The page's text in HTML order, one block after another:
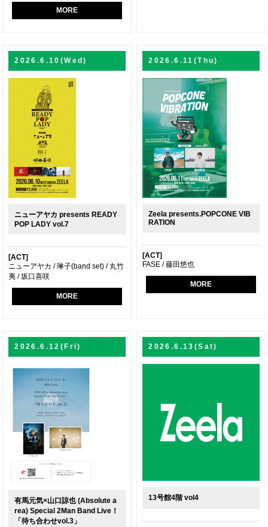
MORE
2026.6.10(Wed)
ニューアヤカ presents READY
POP LADY vol.7
[ACT]
ニューアヤカ / 琳子(band set) / 丸竹
夷 / 坂口喜咲
MORE
2026.6.11(Thu)
Zeela presents.POPCONE VIB
RATION
[ACT]
FASE / 藤田悠也
MORE
2026.6.12(Fri)
有馬元気×山口諒也 (Absolute a
rea) Special 2Man Band Live！
「待ち合わせvol.3」
2026.6.13(Sat)
13号館4階 vol4